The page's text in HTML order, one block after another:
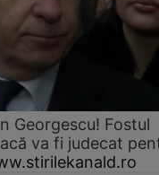
Georgescu! Fostul
va fi judecat